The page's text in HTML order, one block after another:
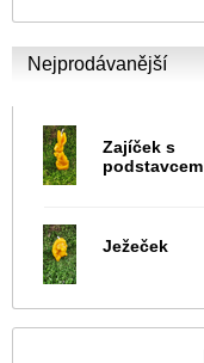
Nejprodávanější
Zajíček s
podstavcem
Ježeček